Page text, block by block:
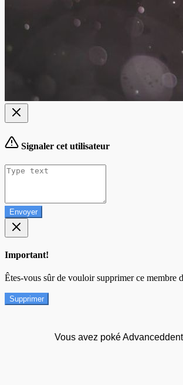
Signaler cet utilisateur
Envoyer
Important!
Êtes-vous sûr de vouloir supprimer ce membre
Supprimer
Vous avez poké